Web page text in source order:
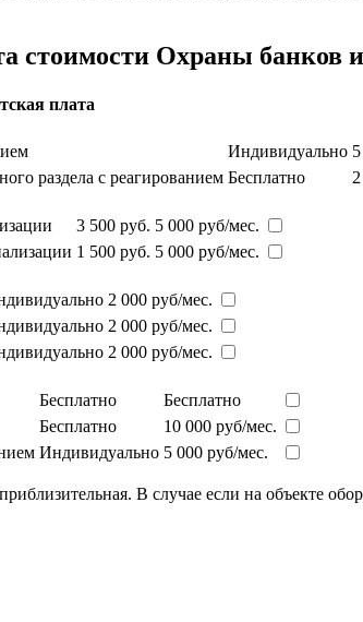
стоимости Охраны
плата
Индивидуально
раздела с реагированием Бесплатно
3 500 руб. 5 000 руб/мес.
1 500 руб. 5 000 руб/мес.
2 000 руб/мес.
2 000 руб/мес.
2 000 руб/мес.
Бесплатно
Бесплатно
Бесплатно
10 000 руб/мес.
Индивидуально 5 000 руб/мес.
В случае если на объекте